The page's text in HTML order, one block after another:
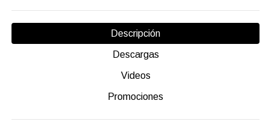
Descripción
Descargas
Videos
Promociones